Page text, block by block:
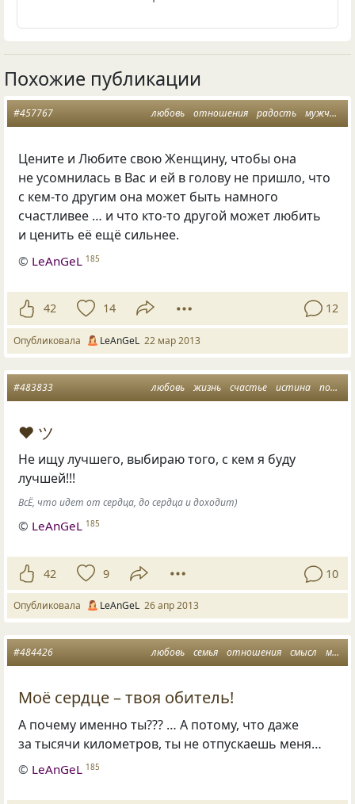
Похожие публикации
любовь отношения радость мужчина и женщина
#457767
Цените и Любите свою Женщину, чтобы она
не усомнилась в Вас и ей в голову не пришло, что
с кем-то другим она может быть намного
счастливее … и что кто-то другой может любить
и ценить её ещё сильнее.
© LeAnGeL 185
42 14 12
Опубликовала LeAnGeL 22 мар 2013
любовь жизнь счастье истина поиск счастья
#483833
♥ ツ
Не ищу лучшего, выбираю того, с кем я буду
лучшей!!!
ВсЁ, что идет от сердца, до сердца и доходит)
© LeAnGeL 185
42 9 10
Опубликовала LeAnGeL 26 апр 2013
любовь семья отношения смысл мама
#484426
Моё сердце – твоя обитель!
А почему именно ты??? … А потому, что даже
за тысячи километров, ты не отпускаешь меня…
© LeAnGeL 185